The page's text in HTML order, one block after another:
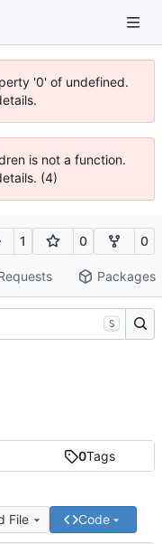
'0' of undefined.
is not a function.
(4)
1 0 0
Packages
0Tags
File Code
S